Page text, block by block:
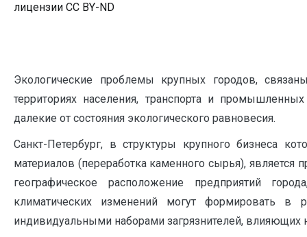
лицензии CC BY-ND
Экологические проблемы крупных городов,
территориях населения, транспорта и
далекие от состояния экологического равновесия.
Санкт-Петербург, в структуры крупного бизнеса
материалов (переработка каменного сырья),
географическое расположение предприятий
климатических изменений могут формировать в
индивидуальными наборами загрязнителей, влияющих